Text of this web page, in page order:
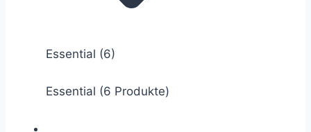
Essential (6)
Essential (6 Produkte)